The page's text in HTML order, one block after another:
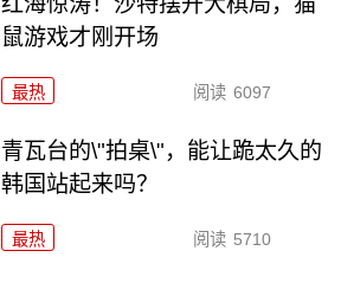
鼠游戏才刚开场
最热 阅读 6097
青瓦台的\"拍桌\"，能让跪太久的
韩国站起来吗？
最热 阅读 5710